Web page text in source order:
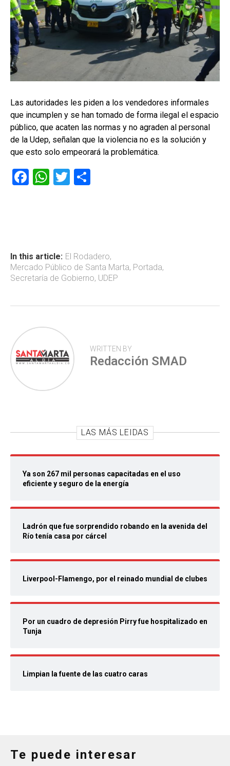
Las autoridades les piden a los vendedores informales
que incumplen y se han tomado de forma ilegal el espacio
público, que acaten las normas y no agraden al personal
de la Udep, señalan que la violencia no es la solución y
que esto solo empeorará la problemática.
F
ok
W
p
p
T
tir
In this article: El Rodadero,
Mercado Público de Santa Marta, Portada,
Secretaría de Gobierno, UDEP
WRITTEN BY
Redacción SMAD
LAS MÁS LEIDAS
Ya son 267 mil personas capacitadas en el uso
eficiente y seguro de la energía
Ladrón que fue sorprendido robando en la avenida del
Río tenía casa por cárcel
Liverpool-Flamengo, por el reinado mundial de clubes
Por un cuadro de depresión Pirry fue hospitalizado en
Tunja
Limpian la fuente de las cuatro caras
Te puede interesar